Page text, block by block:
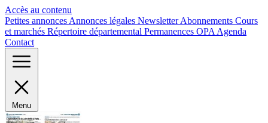
Accès au contenu
Petites annonces Annonces légales NewsletterAbonnements Cours
et marchés Répertoire départemental Permanences OPA Agenda
Contact
Menu
Panneau de gestion des cookies